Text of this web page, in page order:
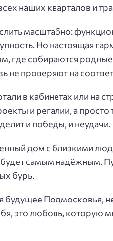
наших кварталов и
масштабно:
Но настоящая
где собираются
не проверяют на
в кабинетах или на
и регалии, а
и победы, и неудачи.
дом с близкими
самым надёжным.
бурь.
будущее Подмосковья,
это любовь,